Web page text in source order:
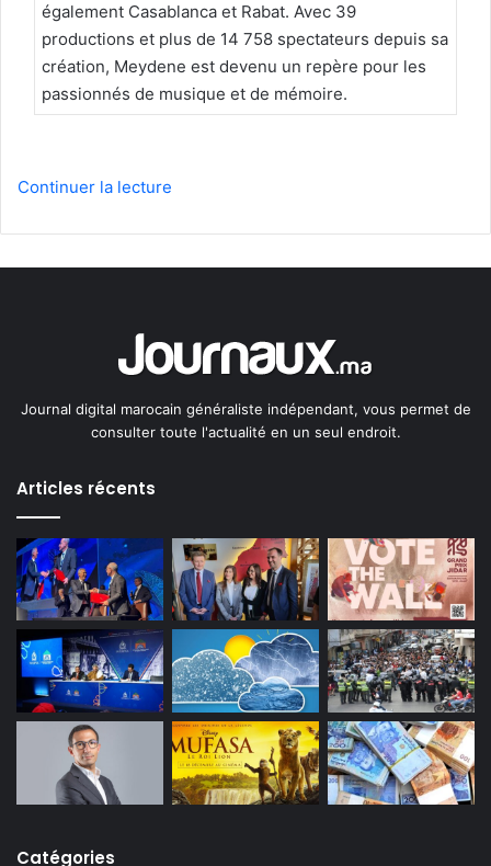
également Casablanca et Rabat. Avec 39
productions et plus de 14 758 spectateurs depuis sa
création, Meydene est devenu un repère pour les
passionnés de musique et de mémoire.
Continuer la lecture
Journal digital marocain généraliste indépendant, vous permet de
consulter toute l'actualité en un seul endroit.
Articles récents
Catégories